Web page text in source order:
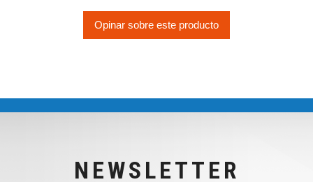
Opinar sobre este producto
NEWSLETTER